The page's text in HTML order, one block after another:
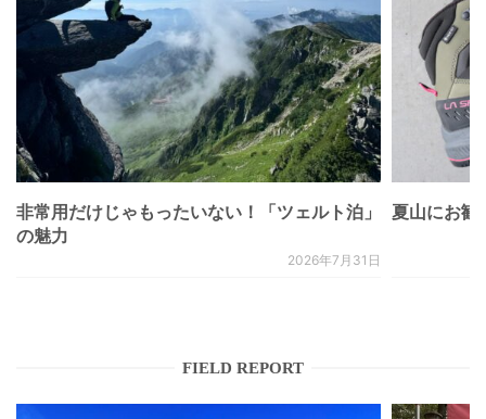
非常用だけじゃもったいない！「ツェルト泊」
の魅力
2026年7月31日
夏山にお
FIELD REPORT